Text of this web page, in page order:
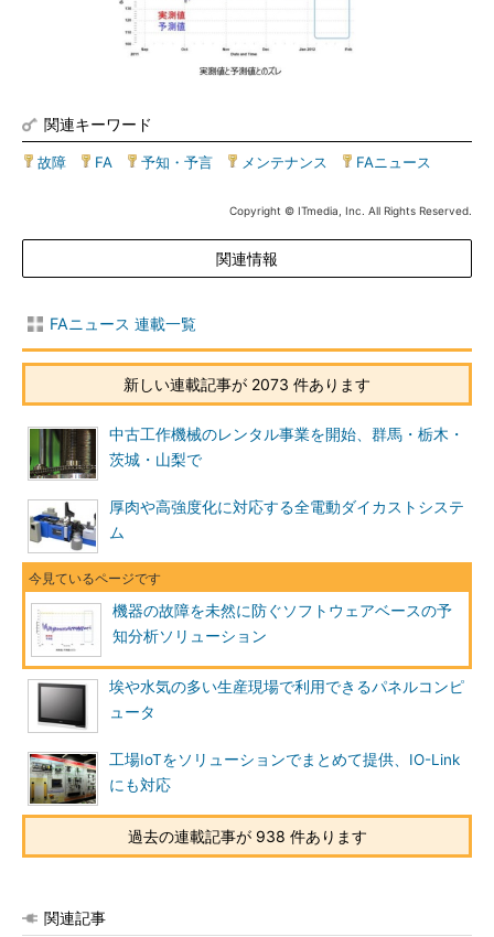
関連キーワード
故障 FA 予知・予言 メンテナンス FAニュース
Copyright © ITmedia, Inc. All Rights Reserved.
関連情報
FAニュース 連載一覧
新しい連載記事が 2073 件あります
中古工作機械のレンタル事業を開始、群馬・栃木・
茨城・山梨で
厚肉や高強度化に対応する全電動ダイカストシステ
ム
機器の故障を未然に防ぐソフトウェアベースの予
知分析ソリューション
埃や水気の多い生産現場で利用できるパネルコンピ
ュータ
工場IoTをソリューションでまとめて提供、IO-Link
にも対応
過去の連載記事が 938 件あります
関連記事